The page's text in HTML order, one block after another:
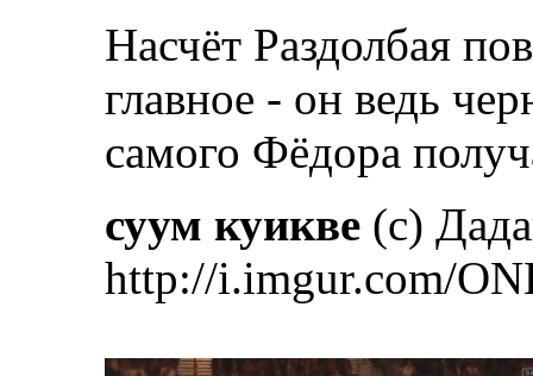
Насчёт Раздолбая
главное - он ведь
самого Фёдора
суум куикве (с)
http://i.imgur.com/